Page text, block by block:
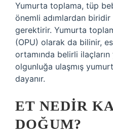
Yumurta toplama, tüp
önemli adımlardan
gerektirir. Yumurta
(OPU) olarak da bilinir,
ortamında belirli ilaçların
olgunluğa ulaşmış
dayanır.
ET NEDIR
DOĞUM?